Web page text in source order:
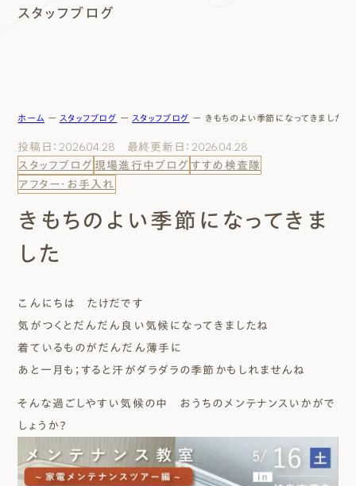
施工事例
エムズのこと
［受付時間］ 9:00～18:00
モデルハウスを見る
ファーストプランを試す
スタッフブログ
ホーム ー スタッフブログ ー スタッフブログ ー きもちのよい季節になってきました
投稿日：2026.04.28 最終更新日：2026.04.28
スタッフブログ 現場進行中ブログ すすめ検査隊
アフター・お手入れ
きもちのよい季節になってきま
した
こんにちは たけだです
気がつくとだんだん良い気候になってきましたね
着ているものがだんだん薄手に
あと一月も；すると汗がダラダラの季節かもしれませんね
そんな過ごしやすい気候の中 おうちのメンテナンスいかがで
しょうか？